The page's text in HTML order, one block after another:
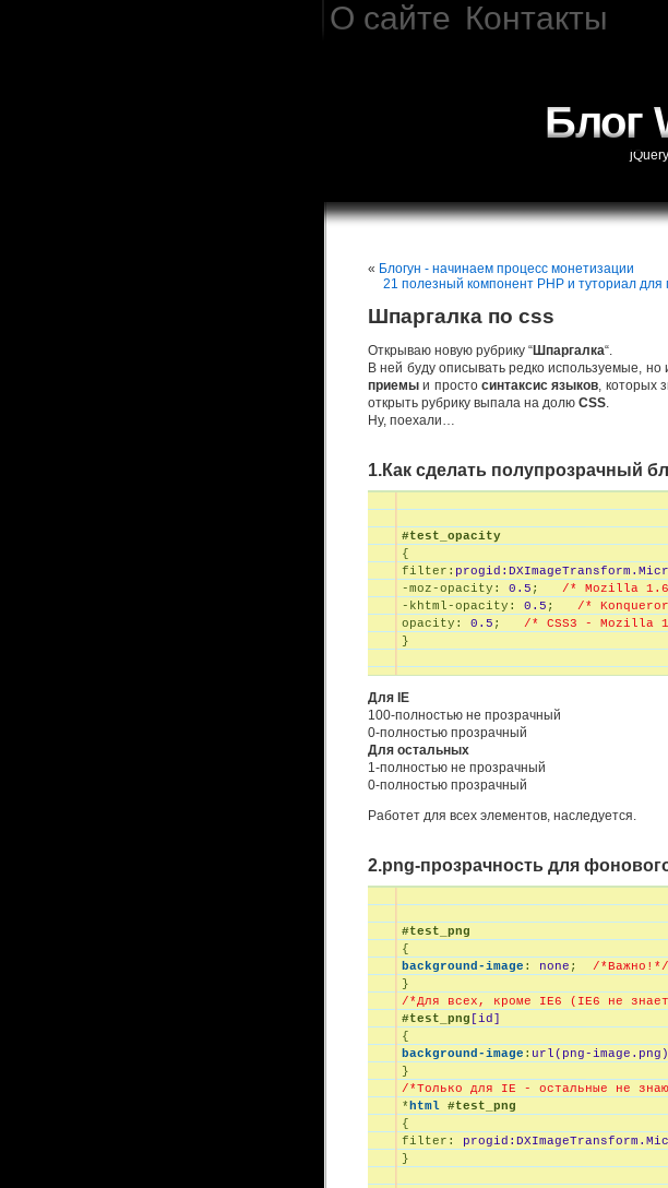
О сайте Контакты
Блог
« Блогун - начинаем процесс монетизации
21 полезный компонент PHP и туториал для
Шпаргалка по css
Открываю новую рубрику “Шпаргалка“.
В ней буду описывать редко используемые, но
приемы и просто синтаксис языков, которых
открыть рубрику выпала на долю CSS.
Ну, поехали…
1.Как сделать полупрозрачный
#test_opacity
filter:
-moz-opacity:
0.5 ;
/* Mozilla
-khtml-opacity:
0.5 ;
/*
opacity:
0.5 ;
/* CSS3 - Mozilla
}
Для IE
100-полностью не прозрачный
0-полностью прозрачный
Для остальных
1-полностью не прозрачный
0-полностью прозрачный
Работет для всех элементов, наследуется.
2.png-прозрачность для
#test_png
background-image : none ;
/*Важно!*/
}
/*Для всех, кроме IE6 (IE6 не
#test_png [id]
background-image : url( png-image.png )
}
/*Только для IE - остальные не
* html #test_png
filter:
}